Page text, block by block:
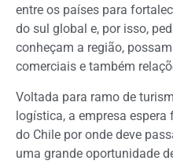
entre os países para
do sul global e, por isso,
conheçam a região,
comerciais e também
Voltada para ramo de
logística, a empresa
do Chile por onde deve
uma grande oportunidade